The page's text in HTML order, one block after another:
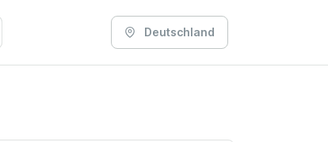
Deutschland